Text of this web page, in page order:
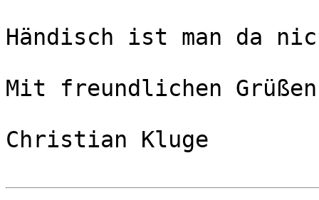
Händisch ist man da
Mit freundlichen Grüßen
Christian Kluge